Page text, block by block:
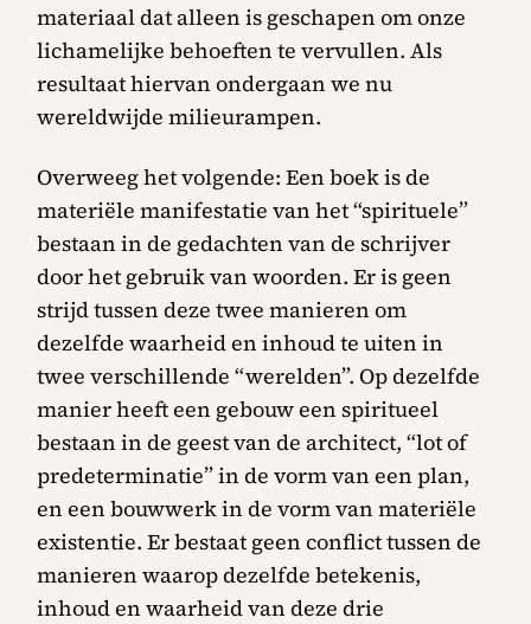
materiaal dat alleen is geschapen om onze
lichamelijke behoeften te vervullen. Als
resultaat hiervan ondergaan we nu
wereldwijde milieurampen.
Overweeg het volgende: Een boek is de
materiële manifestatie van het “spirituele”
bestaan in de gedachten van de schrijver
door het gebruik van woorden. Er is geen
strijd tussen deze twee manieren om
dezelfde waarheid en inhoud te uiten in
twee verschillende “werelden”. Op dezelfde
manier heeft een gebouw een spiritueel
bestaan in de geest van de architect, “lot of
predeterminatie” in de vorm van een plan,
en een bouwwerk in de vorm van materiële
existentie. Er bestaat geen conflict tussen de
manieren waarop dezelfde betekenis,
inhoud en waarheid van deze drie